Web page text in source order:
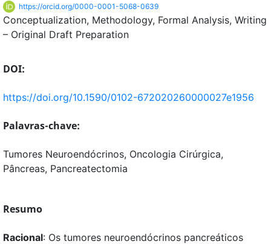
https://orcid.org/0000-0001-5068-0639
Conceptualization Methodology Formal Analysis Writing
– Original Draft Preparation
DOI:
https://doi.org/10.1590/0102-672020260000027e1956
Palavras-chave:
Tumores Neuroendócrinos, Oncologia Cirúrgica,
Pâncreas, Pancreatectomia
Resumo
Racional: Os tumores neuroendócrinos pancreáticos